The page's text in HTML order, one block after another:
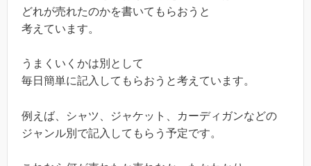
どれが売れたのかを書いてもらおうと
考えています。
うまくいくかは別として
毎日簡単に記入してもらおうと考えています。
例えば、シャツ、ジャケット、カーディガンなどの
ジャンル別で記入してもらう予定です。